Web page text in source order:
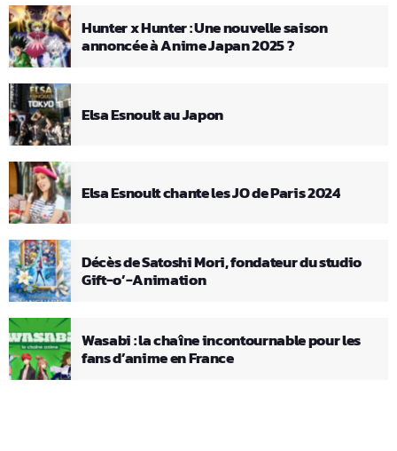
Hunter x Hunter : Une nouvelle saison
annoncée à Anime Japan 2025 ?
Elsa Esnoult au Japon
Elsa Esnoult chante les JO de Paris 2024
Décès de Satoshi Mori, fondateur du studio
Gift-o’-Animation
Wasabi : la chaîne incontournable pour les
fans d’anime en France